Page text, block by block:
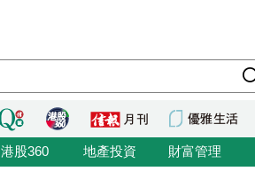
港股360 地產投資 財富管理